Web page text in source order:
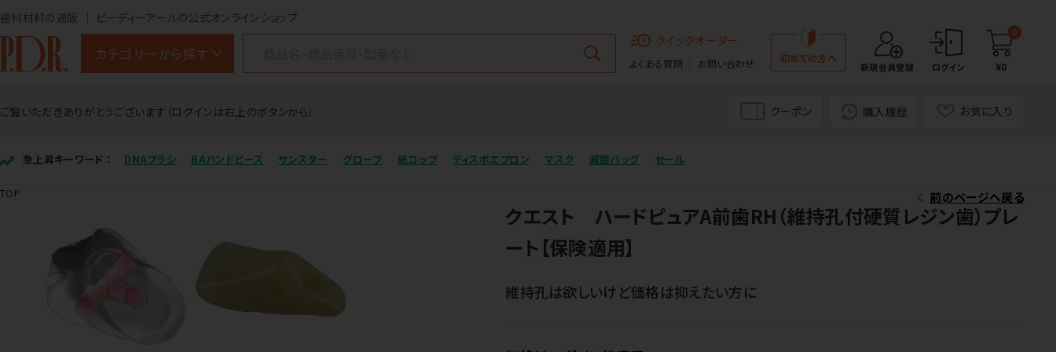
歯科材料の通販 ピーディーアールの公式オンラインショップ
カテゴリーから探す
クイックオーダー
よくある質問 お問い合わせ 初めての方へ
新規会員登録 ログイン
0
¥0
ご覧いただきありがとうございます（ログインは右上のボタンから） クーポン 購入履歴 お気に入り
急上昇キーワード ： DNAブラシ BAハンドピース サンスター グローブ 紙コップ ディスポエプロン マスク 滅菌バッグ セール
TOP 前のページへ戻る
クエスト ハードピュアA前歯RH（維持孔付硬質レジン歯）プレ
ート【保険適用】
維持孔は欲しいけど価格は抑えたい方に